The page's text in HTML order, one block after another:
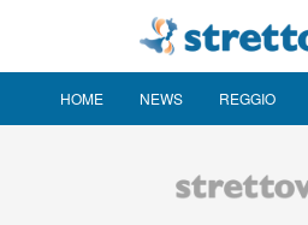
HOME NEWS REGGIO